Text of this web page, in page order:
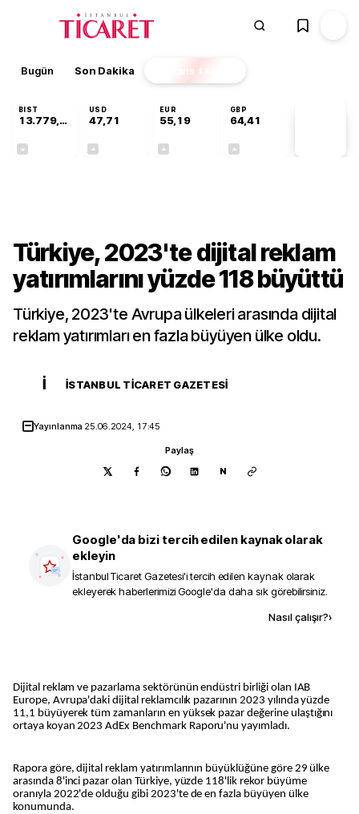
Bugün Son Dakika Finans EKSTRA
BIST
13.779,39
USD
47,71
EUR
55,19
GBP
64,41
Türkiye, 2023'te dijital reklam
yatırımlarını yüzde 118 büyüttü
Türkiye, 2023'te Avrupa ülkeleri arasında dijital
reklam yatırımları en fazla büyüyen ülke oldu.
İ İSTANBUL TICARET GAZETESI
Yayınlanma 25.06.2024, 17:45
Paylaş
N
Google'da bizi tercih edilen kaynak olarak
ekleyin
İstanbul Ticaret Gazetesi'i tercih edilen kaynak olarak
ekleyerek haberlerimizi Google'da daha sık görebilirsiniz.
Nasıl çalışır?›
Dijital reklam ve pazarlama sektörünün endüstri birliği olan IAB
Europe, Avrupa'daki dijital reklamcılık pazarının 2023 yılında yüzde
11,1 büyüyerek tüm zamanların en yüksek pazar değerine ulaştığını
ortaya koyan 2023 AdEx Benchmark Raporu'nu yayımladı.
Rapora göre, dijital reklam yatırımlarının büyüklüğüne göre 29 ülke
arasında 8'inci pazar olan Türkiye, yüzde 118'lik rekor büyüme
oranıyla 2022'de olduğu gibi 2023'te de en fazla büyüyen ülke
konumunda.